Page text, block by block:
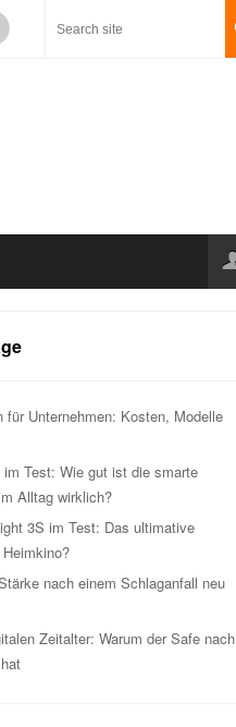
für Unternehmen: Kosten, Modelle
im Test: Wie gut ist die smarte
Alltag wirklich?
3S im Test: Das ultimative
nach einem Schlaganfall neu
Zeitalter: Warum der Safe nach